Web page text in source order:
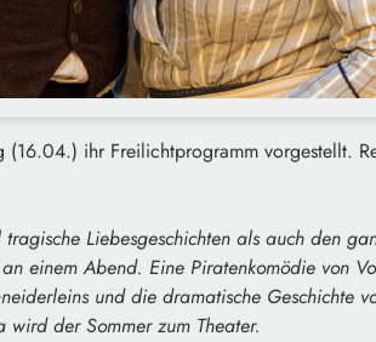
ihr Freilichtprogramm vorgestellt.
Liebesgeschichten als auch den
einem Abend. Eine Piratenkomödie von
und die dramatische Geschichte
der Sommer zum Theater.